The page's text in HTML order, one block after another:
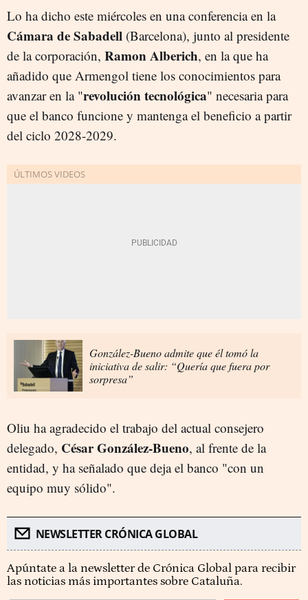
Lo ha dicho este miércoles en una conferencia en la
Cámara de Sabadell (Barcelona), junto al presidente
de la corporación, Ramon Alberich, en la que ha
añadido que Armengol tiene los conocimientos para
avanzar en la "revolución tecnológica" necesaria para
que el banco funcione y mantenga el beneficio a partir
del ciclo 2028-2029.
González-Bueno admite que él tomó la
iniciativa de salir: “Quería que fuera por
sorpresa”
Oliu ha agradecido el trabajo del actual consejero
delegado, César González-Bueno, al frente de la
entidad, y ha señalado que deja el banco "con un
equipo muy sólido".
NEWSLETTER CRÓNICA GLOBAL
Apúntate a la newsletter de Crónica Global para recibir
las noticias más importantes sobre Cataluña.